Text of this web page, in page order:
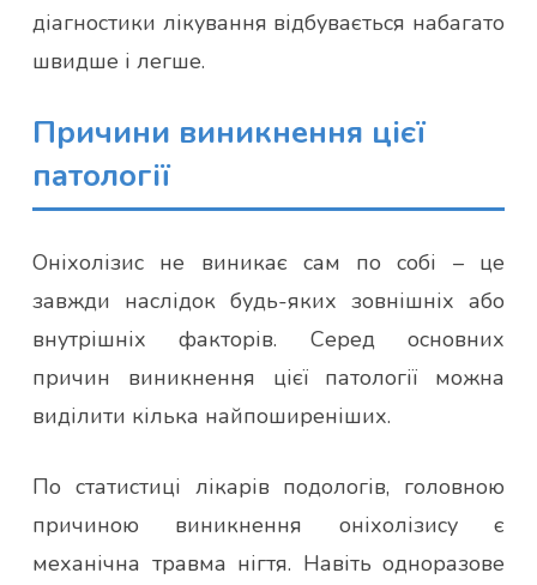
діагностики лікування відбувається набагато
швидше і легше.
Причини виникнення цієї
патології
Оніхолізис не виникає сам по собі – це
завжди наслідок будь-яких зовнішніх або
внутрішніх факторів. Серед основних
причин виникнення цієї патології можна
виділити кілька найпоширеніших.
По статистиці лікарів подологів, головною
причиною виникнення оніхолізису є
механічна травма нігтя. Навіть одноразове